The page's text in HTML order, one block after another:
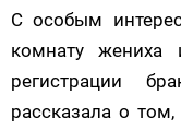
С особым
комнату жениха
регистрации
рассказала о